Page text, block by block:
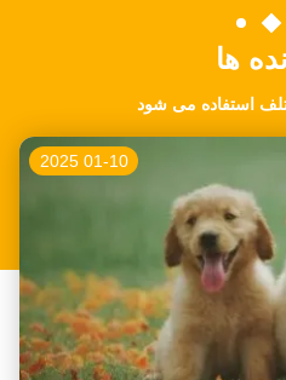
ها
استفاده می شود
01-10 2025